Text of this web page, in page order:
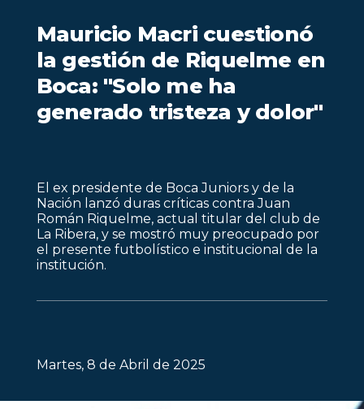
Mauricio Macri cuestionó
la gestión de Riquelme en
Boca: "Solo me ha
generado tristeza y dolor"
El ex presidente de Boca Juniors y de la
Nación lanzó duras críticas contra Juan
Román Riquelme, actual titular del club de
La Ribera, y se mostró muy preocupado por
el presente futbolístico e institucional de la
institución.
Martes, 8 de Abril de 2025